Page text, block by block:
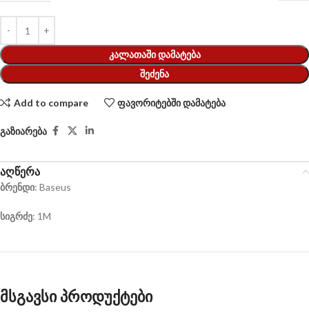
ᲙᲐᲚᲐᲗᲐᲨᲘ ᲓᲐᲛᲐᲢᲔᲑᲐ
ᲨᲔᲫᲔᲜᲐ
Add to compare ფავორიტებში დამატება
გაზიარება
აღწერა
ბრენდი: Baseus
სიგრძე: 1M
მსგავსი პროდუქტები